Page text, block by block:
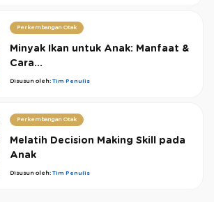
Perkembangan Otak
Minyak Ikan untuk Anak: Manfaat &
Cara...
Disusun oleh: Tim Penulis
Perkembangan Otak
Melatih Decision Making Skill pada
Anak
Disusun oleh: Tim Penulis